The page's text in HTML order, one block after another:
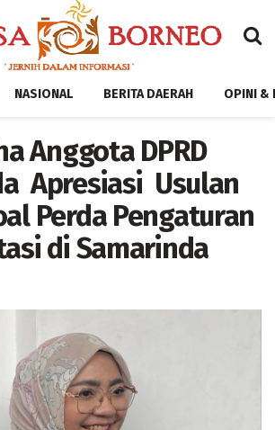
NASIONAL BERITA DAERAH OPINI &
Anggota DPRD
Apresiasi Usulan
Perda Pengaturan
di Samarinda